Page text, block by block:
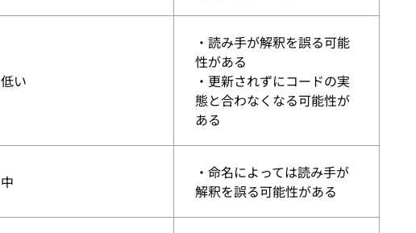
低い
・読み手が解釈を誤る可能
性がある
・更新されずにコードの実
態と合わなくなる可能性が
ある
中
・命名によっては読み手が
解釈を誤る可能性がある